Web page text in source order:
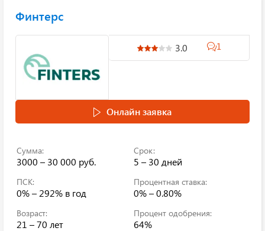
Финтерс
3.0 1
Онлайн заявка
Сумма:
3000 – 30 000 руб.
Срок:
5 – 30 дней
ПСК:
0% – 292% в год
Процентная ставка:
0% – 0.80%
Возраст:
21 – 70 лет
Процент одобрения:
64%